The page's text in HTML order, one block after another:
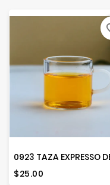
Precio
$25.00